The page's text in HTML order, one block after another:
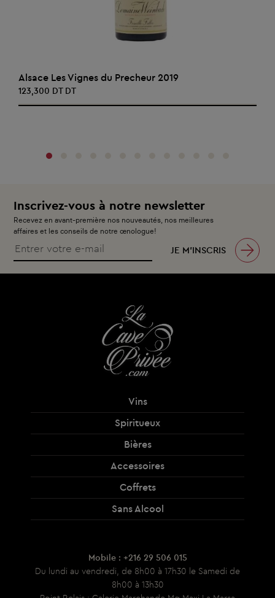
AJOUTER AU PANIER
Alsace Les Vignes du Precheur 2019
123,300 DT DT
Inscrivez-vous à notre newsletter
Recevez en avant-première nos nouveautés, nos meilleures
affaires et les conseils de notre œnologue!
JE M’INSCRIS
Vins
Spiritueux
Bières
Accessoires
Coffrets
Sans Alcool
Mobile : +216 29 506 015
Du lundi au vendredi, de 8h00 à 17h30 le Samedi de
8h00 à 13h30